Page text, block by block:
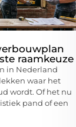
raamkeuze
in Nederland
waar het
wordt. Of het nu
pand of een